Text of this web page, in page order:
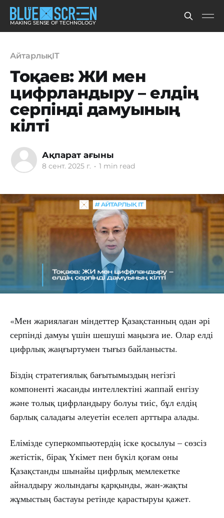
MAKING SENSE OF TECHNOLOGY
АйтарлықIT
Тоқаев: ЖИ мен
цифрландыру – елдің
серпінді дамуының
кілті
Ақпарат ағыны
8 сент. 2025 г. • 1 min read
«Мен жариялаған міндеттер Қазақстанның одан әрі
серпінді дамуы үшін шешуші маңызға ие. Олар елді
цифрлық жаңғыртумен тығыз байланысты.
Біздің стратегиялық бағытымыздың негізгі
компоненті жасанды интеллектіні жаппай енгізу
және толық цифрландыру болуы тиіс, бұл елдің
барлық саладағы әлеуетін еселеп арттыра алады.
Елімізде суперкомпьютердің іске қосылуы – сөзсіз
жетістік, бірақ Үкімет пен бүкіл қоғам оны
Қазақстанды шынайы цифрлық мемлекетке
айналдыру жолындағы қарқынды, жан-жақты
жұмыстың бастауы ретінде қарастыруы қажет.